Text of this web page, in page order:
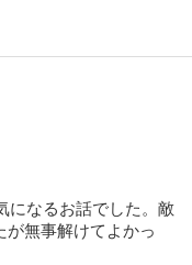
になるお話でした。敵
無事解けてよかっ